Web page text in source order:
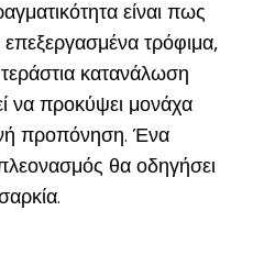
είναι πως
τρόφιμα,
κατανάλωση
να προκύψει μονάχα
προπόνηση. Ένα
θα οδηγήσει